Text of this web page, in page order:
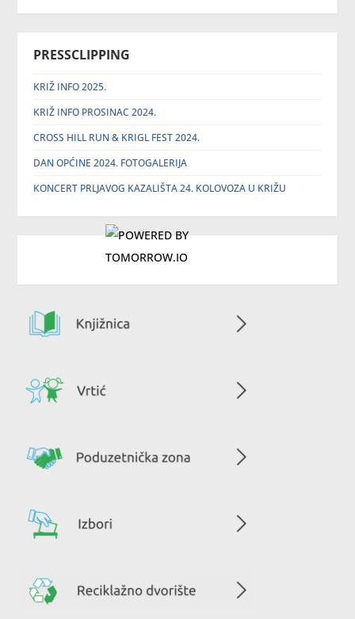
PRESSCLIPPING
KRIŽ INFO 2025.
KRIŽ INFO PROSINAC 2024.
CROSS HILL RUN & KRIGL FEST 2024.
DAN OPĆINE 2024. FOTOGALERIJA
KONCERT PRLJAVOG KAZALIŠTA 24. KOLOVOZA U KRIŽU